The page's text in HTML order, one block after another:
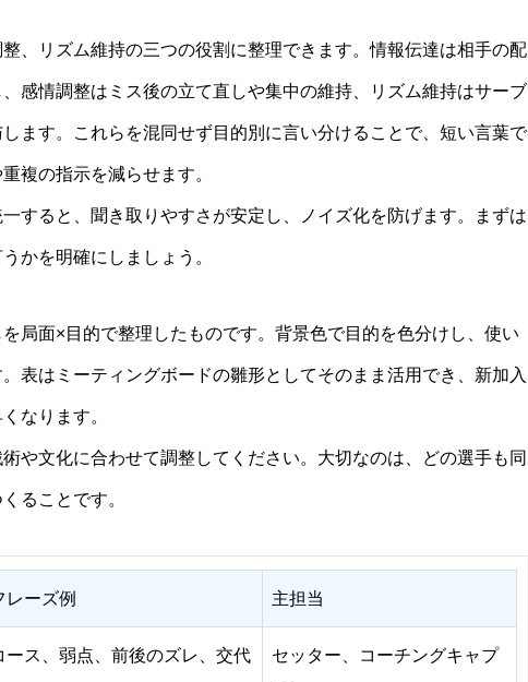
、リズム維持の三つの役割に整理できます。情報伝達は相手の配
感情調整はミス後の立て直しや集中の維持、リズム維持はサーブ
ます。これらを混同せず目的別に言い分けることで、短い言葉で
複の指示を減らせます。
すると、聞き取りやすさが安定し、ノイズ化を防げます。まずは
かを明確にしましょう。
局面×目的で整理したものです。背景色で目的を色分けし、使い
表はミーティングボードの雛形としてそのまま活用でき、新加入
なります。
や文化に合わせて調整してください。大切なのは、どの選手も同
ることです。
レーズ例 主担当
ース、弱点、前後のズレ、交代 セッター、コーチングキャプ